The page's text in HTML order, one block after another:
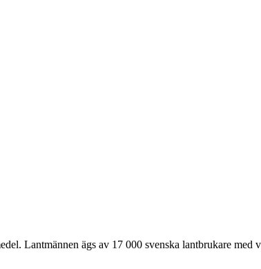
Lantmännen ägs av 17 000 svenska lantbrukare med